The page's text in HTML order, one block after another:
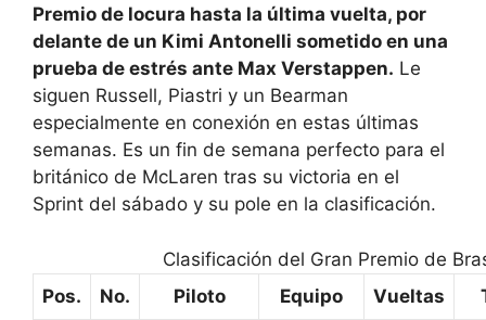
Premio de locura hasta la última vuelta, por
delante de un Kimi Antonelli sometido en una
prueba de estrés ante Max Verstappen. Le
siguen Russell, Piastri y un Bearman
especialmente en conexión en estas últimas
semanas. Es un fin de semana perfecto para el
británico de McLaren tras su victoria en el
Sprint del sábado y su pole en la clasificación.
Clasificación del Gran Premio de
Pos.
No. Piloto Equipo Vueltas